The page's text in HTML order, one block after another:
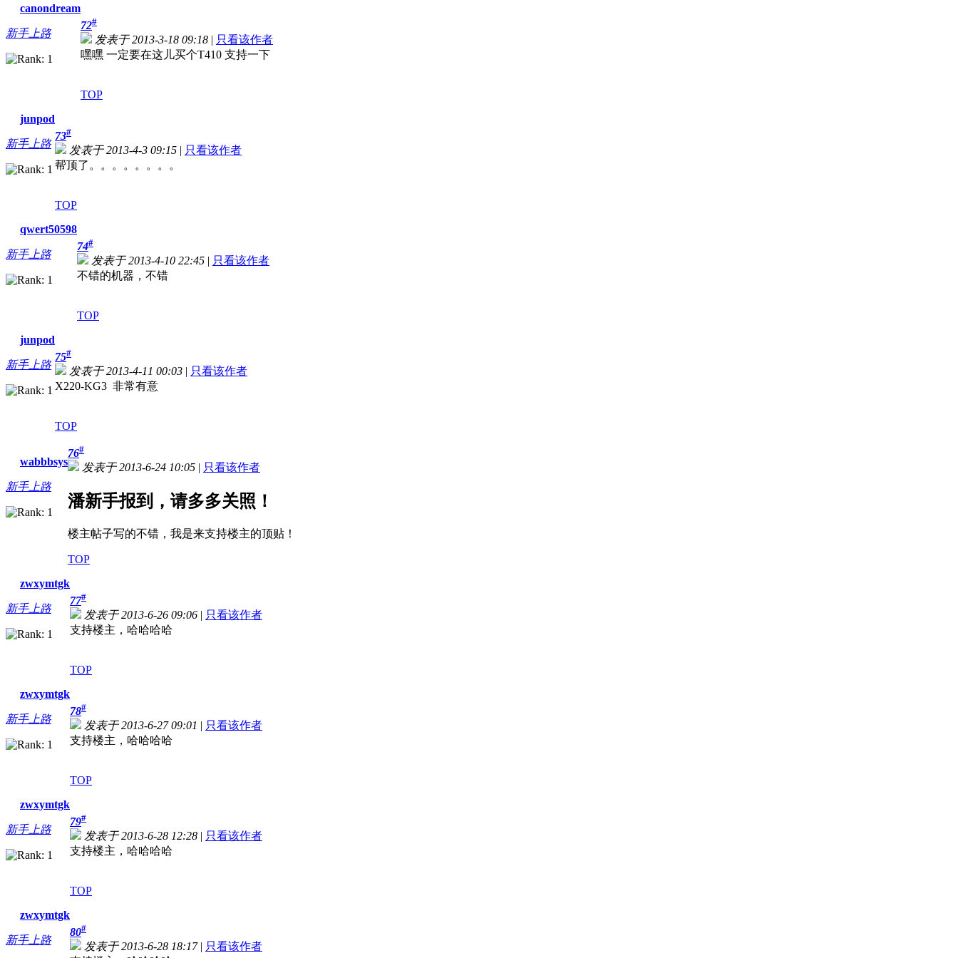
canondream
新手上路
72#
发表于 2013-3-18 09:18 | 只看该作者
嘿嘿 一定要在这儿买个T410 支持一下
TOP
junpod
新手上路
73#
发表于 2013-4-3 09:15 | 只看该作者
帮顶了。。。。。。。。
TOP
qwert50598
新手上路
74#
发表于 2013-4-10 22:45 | 只看该作者
不错的机器，不错
TOP
junpod
新手上路
75#
发表于 2013-4-11 00:03 | 只看该作者
X220-KG3 非常有意
TOP
wabbbsys
新手上路
76#
发表于 2013-6-24 10:05 | 只看该作者
潘新手报到，请多多关照！
楼主帖子写的不错，我是来支持楼主的顶贴！
TOP
zwxymtgk
新手上路
77#
发表于 2013-6-26 09:06 | 只看该作者
支持楼主，哈哈哈哈
TOP
zwxymtgk
新手上路
78#
发表于 2013-6-27 09:01 | 只看该作者
支持楼主，哈哈哈哈
TOP
zwxymtgk
新手上路
79#
发表于 2013-6-28 12:28 | 只看该作者
支持楼主，哈哈哈哈
TOP
zwxymtgk
新手上路
80#
发表于 2013-6-28 18:17| 只看该作者